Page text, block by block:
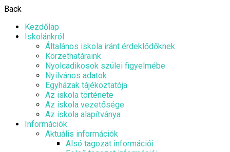
Back
Kezdőlap
Iskolánkról
Általános iskola iránt érdeklődőknek
Körzethatáraink
Nyolcadikosok szülei figyelmébe
Nyilvános adatok
Egyházak tájékoztatója
Az iskola története
Az iskola vezetősége
Az iskola alapítványa
Információk
Aktuális információk
Alsó tagozat információi